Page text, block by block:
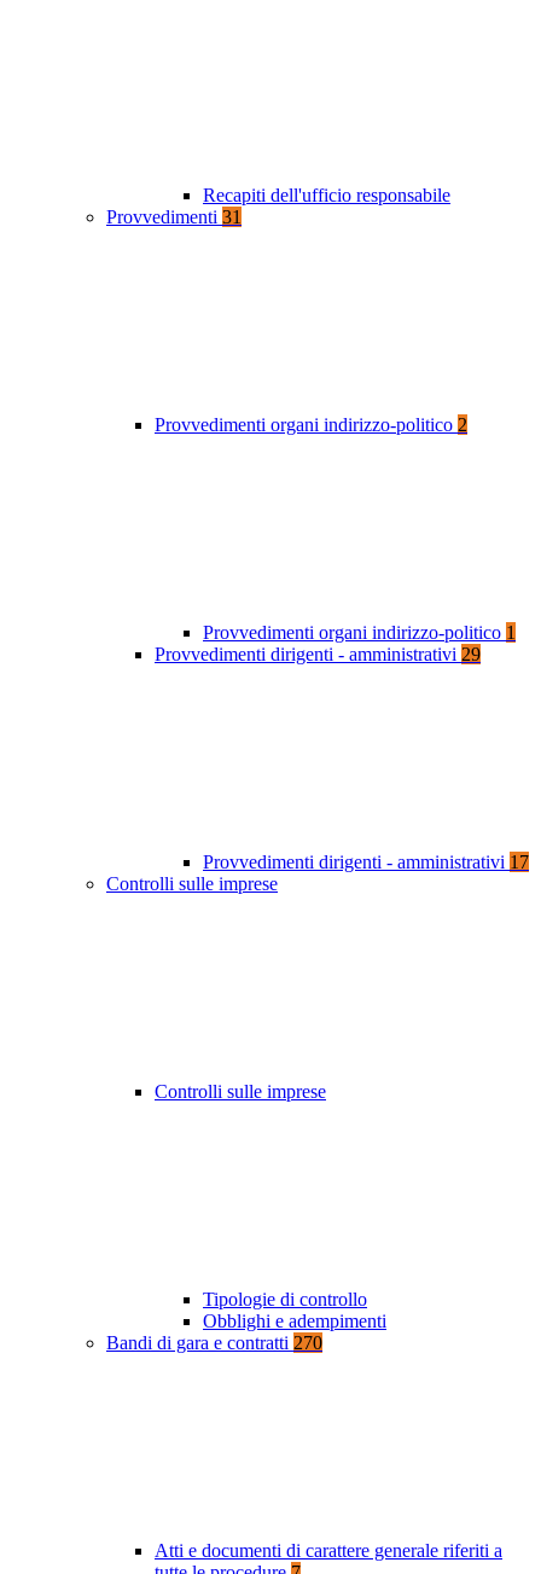
Recapiti dell'ufficio responsabile
Provvedimenti 31
Provvedimenti organi indirizzo-politico 2
Provvedimenti organi indirizzo-politico 1
Provvedimenti dirigenti - amministrativi 29
Provvedimenti dirigenti - amministrativi 17
Controlli sulle imprese
Controlli sulle imprese
Tipologie di controllo
Obblighi e adempimenti
Bandi di gara e contratti 270
Atti e documenti di carattere generale riferiti a